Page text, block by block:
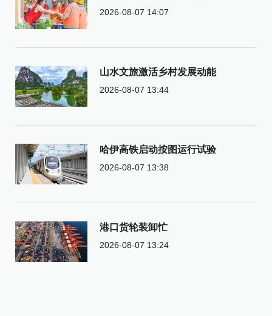
2026-08-07 14:07
山水文旅激活乡村发展动能
2026-08-07 13:44
哈伊高铁启动按图运行试验
2026-08-07 13:38
港口货轮装卸忙
2026-08-07 13:24